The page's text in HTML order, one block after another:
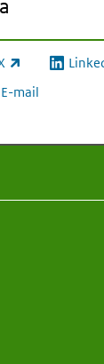
link)(externe
E-mail